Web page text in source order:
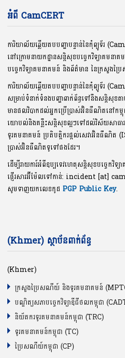
អំពី CamCERT
ការិយាល័យឆ្លើយតបបញ្ហាបន្ទាន់នៃកុំព្យូទ័រ
នៅក្រោមនាយកដ្ឋានសន្តិសុខបច្ចេកវិទ្យាគមនាគ
បច្ចេកវិទ្យាគមនាគមន៍ និងព័ត៌មាន នៃក្រសួង
ការិយាល័យឆ្លើយតបបញ្ហាបន្ទាន់នៃកុំព្យូទ័រ
សម្រាប់ទំនាក់ទំនងបញ្ហាពាក់ព័ន្ធទៅនឹងសន្តិសុខ
មានផលវិបាកដល់អ្នកប្រើប្រាស់អ៊ិនធឺណិតនៅកម្
យោបល់និងគន្លឹះសន្តិសុខល្អៗទៅដល់វិស័យសាធ
ទូរគមនាគមន៍ ប្រតិបត្តិករផ្តល់សេវាអ៊ិនធឺណិត
ប្រាស់អ៊ិនធឺណិតទូទៅផងដែរ។
ដើម្បីរាយការ៍អំពីឧប្បទេវហេតុសន្តិសុខបច្ចេកវិ
ផ្ញើរសារអ៊ីម៉ែលទៅកាន់: incident [at]
សូមទាញយកលេខកូដ PGP Public Key.
(Khmer) ស្ថាប័នពាក់ព័ន្ធ
(Khmer)
ក្រសួងប្រៃសណីយ៍ និងទូរគមនាគមន៍
បណ្ឌិត្យសភាបច្ចេកវិទ្យាឌីជីថលកម្ពុជា
និយ័តករទូរគមនាគមន៍កម្ពុជា (TRC)
ទូរគមនាគមន៍កម្ពុជា (TC)
ប្រៃសណីយ៍កម្ពុជា (CP)